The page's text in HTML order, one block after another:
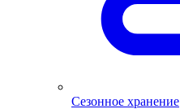
Сезонное хранение